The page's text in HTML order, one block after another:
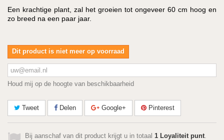
Een krachtige plant, zal het groeien tot ongeveer 60 cm hoog en
zo breed na een paar jaar.
Dit product is niet meer op voorraad
Houd mij op de hoogte van beschikbaarheid
Tweet Delen Google+ Pinterest
Bij aanschaf van dit product krijgt u in totaal 1 Loyaliteit punt